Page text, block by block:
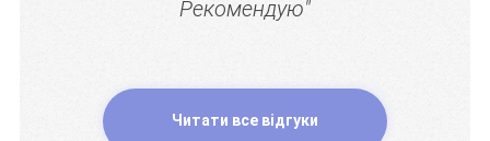
Рекомендую"
Читати все відгуки